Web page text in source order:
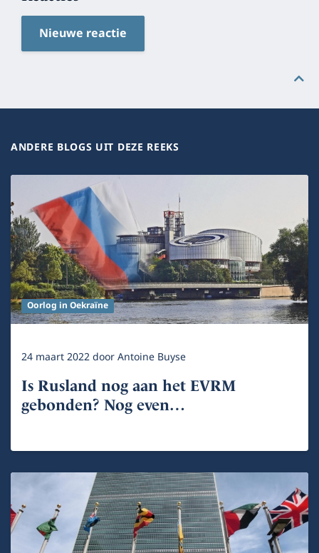
Nieuwe reactie
ANDERE BLOGS UIT DEZE REEKS
Oorlog in Oekraïne
24 maart 2022doorAntoine Buyse
Is Rusland nog aan het EVRM
gebonden? Nog even…